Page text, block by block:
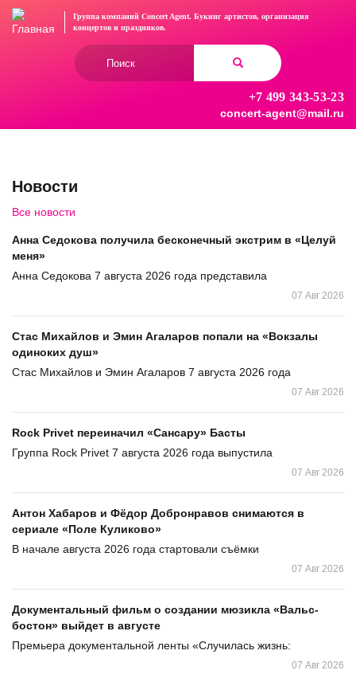
Перейти
Группа компаний Concert Agent. Букинг артистов, организация
концертови праздников.
+7 499 343-53-23
concert-agent@mail.ru
Новости
Все новости
Анна Седокова получила бесконечный экстрим в «Целуй
меня»
Анна Седокова 7 августа 2026 года представила
07 Авг 2026
Стас Михайлов и Эмин Агаларов попали на «Вокзалы
одиноких душ»
Стас Михайлов и Эмин Агаларов 7 августа 2026 года
07 Авг 2026
Rock Privet переиначил «Сансару» Басты
Группа Rock Privet 7 августа 2026 года выпустила
07 Авг 2026
Антон Хабаров и Фёдор Добронравов снимаются в
сериале «Поле Куликово»
В начале августа 2026 года стартовали съёмки
07 Авг 2026
Документальный фильм о создании мюзикла «Вальс-
бостон» выйдет в августе
Премьера документальной ленты «Случилась жизнь:
07 Авг 2026